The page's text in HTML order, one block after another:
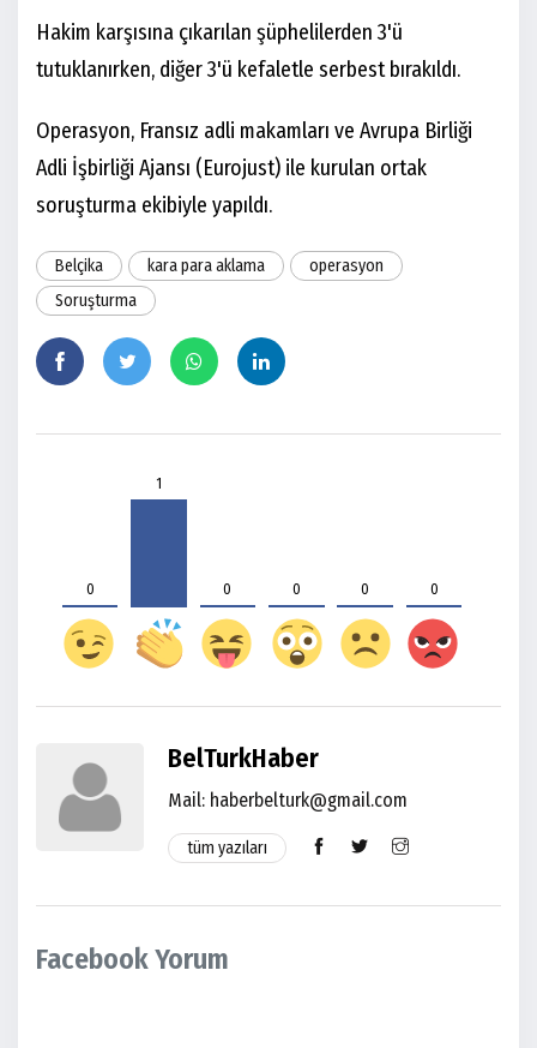
Hakim karşısına çıkarılan şüphelilerden 3'ü
tutuklanırken, diğer 3'ü kefaletle serbest bırakıldı.
Operasyon, Fransız adli makamları ve Avrupa Birliği
Adli İşbirliği Ajansı (Eurojust) ile kurulan ortak
soruşturma ekibiyle yapıldı.
Belçika kara para aklama
operasyon
Soruşturma
0
1
0 0 0 0
BelTurkHaber
Mail: haberbelturk@gmail.com
tüm yazıları
Facebook Yorum